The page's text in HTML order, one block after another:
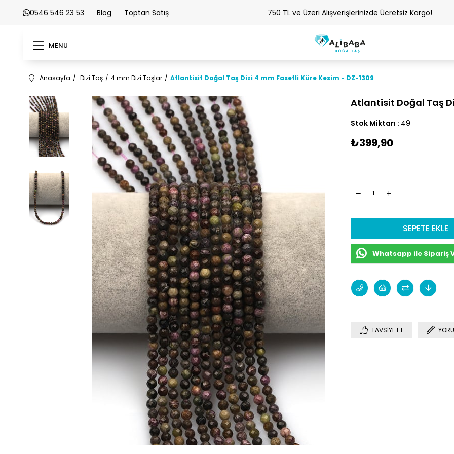
0546 546 23 53 Blog Toptan Satış 750 TL ve Üzeri Alışverişlerinizde Ücretsiz Kargo!
MENU
Anasayfa Dizi Taş 4 mm Dizi Taşlar Atlantisit Doğal Taş Dizi 4 mm Fasetli Küre Kesim - DZ-1309
Atlantisit Doğal Taş
Stok Miktarı : 49
₺399,90
Whatsapp ile Sipariş
TAVSIYE ET